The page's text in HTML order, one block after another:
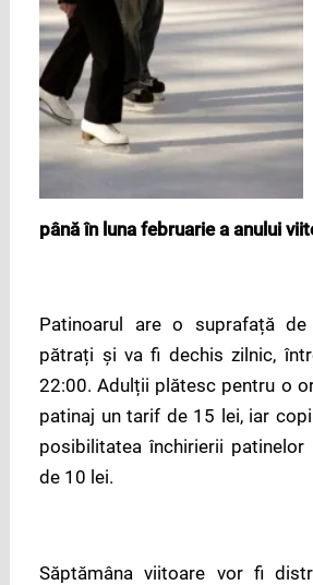
până în luna februarie a anului
Patinoarul are o suprafață
pătrați și va fi dechis zilnic,
22:00. Adulții plătesc pentru o
patinaj un tarif de 15 lei, iar
posibilitatea închirierii
de 10 lei.
Săptămâna viitoare vor fi